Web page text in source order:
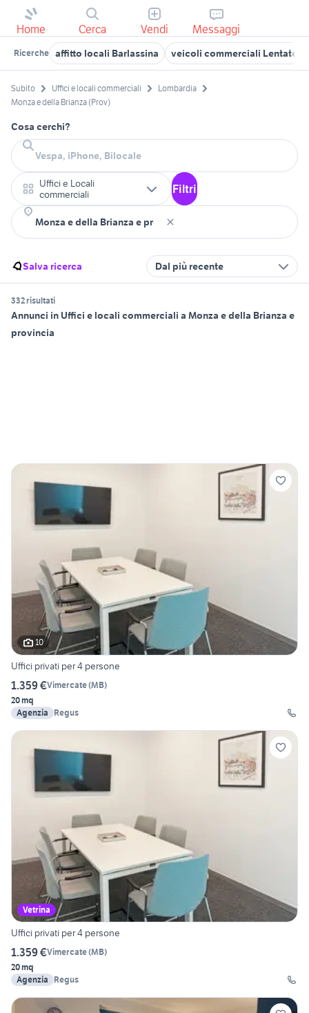
Home Cerca Vendi Messaggi
Ricerche affitto locali Barlassina veicoli commerciali Lentate
Subito Uffici e locali commerciali
Lombardia
Monza e della Brianza (Prov)
Cosa cerchi?
Uffici e Locali
commerciali
Filtri
Salva ricerca Dal più recente
332 risultati
Annunci in Uffici e locali commerciali a Monza e della Brianza e
provincia
10
Uffici privati per 4 persone
1.359 €Vimercate(MB)
20 mq
Agenzia
Regus
Vetrina
Uffici privati per 4 persone
1.359 €Vimercate(MB)
20 mq
Agenzia
Regus